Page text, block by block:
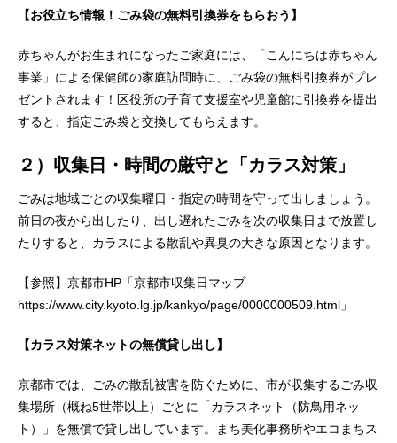
【お役立ち情報！ごみ袋の無料引換券をもらおう】
赤ちゃんがお生まれになったご家庭には、「こんにちは赤ちゃん
事業」による保健師の家庭訪問時に、ごみ袋の無料引換券がプレ
ゼントされます！区役所の子育て支援室や児童館に引換券を提出
すると、指定ごみ袋と交換してもらえます。
２）収集日・時間の厳守と「カラス対策」
ごみは地域ごとの収集曜日・指定の時間を守って出しましょう。
前日の夜から出したり、出し遅れたごみを次の収集日まで放置し
たりすると、カラスによる散乱や異臭の大きな原因となります。
【参照】京都市HP「京都市収集日マップ
https://www.city.kyoto.lg.jp/kankyo/page/0000000509.html」
【カラス対策ネットの無償貸し出し】
京都市では、ごみの散乱被害を防ぐために、市が収集するごみ収
集場所（概ね5世帯以上）ごとに「カラスネット（防鳥用ネッ
ト）」を無償で貸し出しています。まち美化事務所やエコまちス